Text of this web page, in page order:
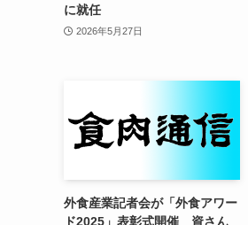
に就任
2026年5月27日
外食産業記者会が「外食アワー
ド2025」表彰式開催 資さん